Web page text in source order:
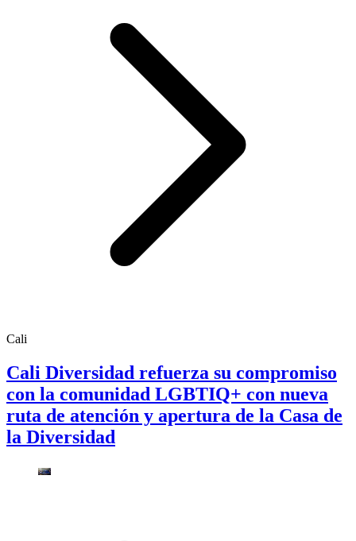
Cali
Cali Diversidad refuerza su compromiso
con la comunidad LGBTIQ+ con nueva
ruta de atención y apertura de la Casa de
la Diversidad